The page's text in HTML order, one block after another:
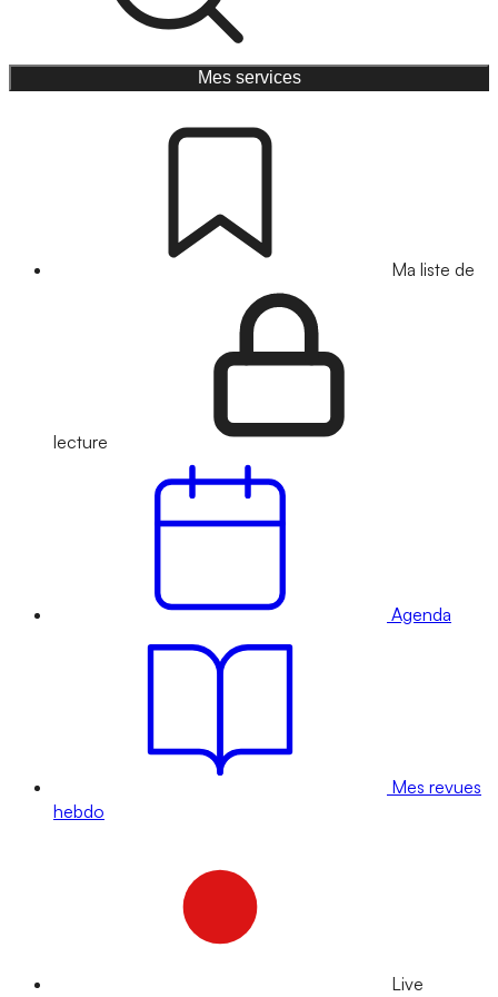
Mes services
Ma liste de
lecture
Agenda
Mes revues
hebdo
Live